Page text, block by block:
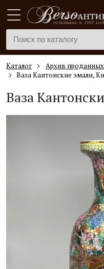
Каталог
Архив
Ваза Кантонские эмали,
Ваза